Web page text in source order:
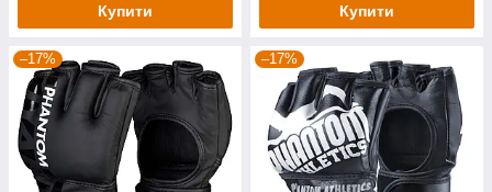
Купити Купити
–17% –17%